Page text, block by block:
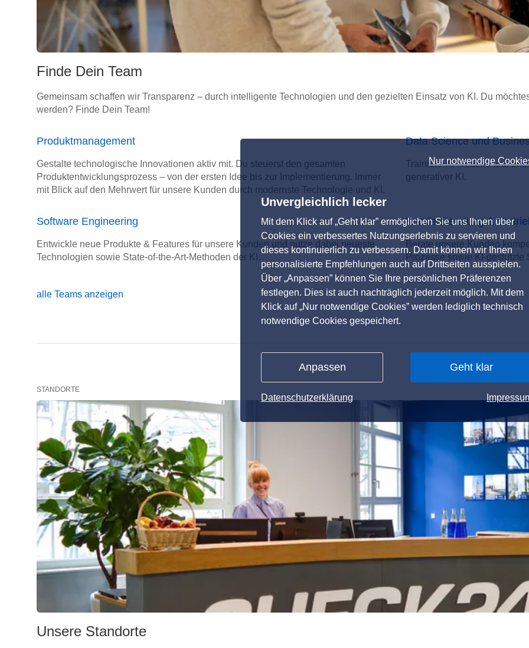
Nur notwendige
Unvergleichlich lecker
Mit dem Klick auf „Geht klar” ermöglichen Sie uns Ihnen über
Cookies ein verbessertes Nutzungserlebnis zu servieren und
dieses kontinuierlich zu verbessern. Damit können wir Ihnen
personalisierte Empfehlungen auch auf Drittseiten ausspielen.
Über „Anpassen” können Sie Ihre persönlichen Präferenzen
festlegen. Dies ist auch nachträglich jederzeit möglich. Mit dem
Klick auf „Nur notwendige Cookies” werden lediglich technisch
notwendige Cookies gespeichert.
Anpassen Geht klar
Datenschutzerklärung
Finde Dein Team
Gemeinsam schaffen wir Transparenz – durch intelligente Technologien und den gezielten Einsatz von KI. Du
werden? Finde Dein Team!
Produktmanagement
Gestalte technologische Innovationen aktiv mit. Du steuerst den gesamten
Produktentwicklungsprozess – von der ersten Idee bis zur Implementierung. Immer
mit Blick auf den Mehrwert für unsere Kunden durch modernste Technologie und KI.
Data Science und
Trainiere KI-Modelle und
generativer KI.
Software Engineering
Entwickle neue Produkte & Features für unsere Kunden und nutze dabei neueste
Technologien sowie State-of-the-Art-Methoden der KI.
Kundenberatung &
Berate unsere Kunden
Prozesse sowie KI-gestützte
alle Teams anzeigen
STANDORTE
Unsere Standorte